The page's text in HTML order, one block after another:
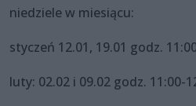
niedziele w miesiącu:
styczeń 12.01, 19.01 godz.
luty: 02.02 i 09.02 godz. 11:00-